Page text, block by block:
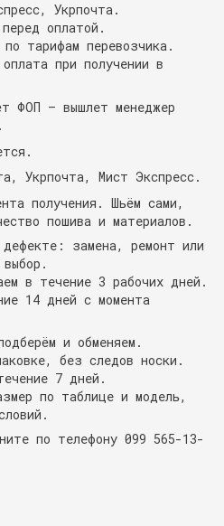
Укрпочта.
оплатой.
тарифам перевозчика.
при получении в
ФОП — вышлет менеджер
Укрпочта, Мист Экспресс.
получения. Шьём сами,
пошива и материалов.
дефекте: замена, ремонт или
в течение 3 рабочих дней.
14 дней с момента
и обменяем.
без следов носки.
7 дней.
по таблице и модель,
по телефону 099 565-13-